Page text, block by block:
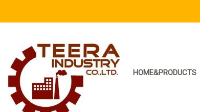
HOME&PRODUCTS